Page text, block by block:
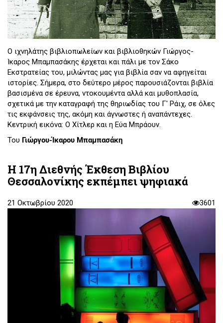
Ο ιχνηλάτης βιβλιοπωλείων και βιβλιοθηκών Γιώργος-
Ίκαρος Μπαμπασάκης έρχεται και πάλι με τον Σάκο
Εκστρατείας του, μιλώντας μας για βιβλία σαν να αφηγείται
ιστορίες. Σήμερα, στο δεύτερο μέρος παρουσιάζονται βιβλία
βασισμένα σε έρευνα, ντοκουμέντα αλλά και μυθοπλασία,
σχετικά με την καταγραφή της θηριωδίας του Γ' Ράιχ, σε όλες
τις εκφάνσεις της, ακόμη και άγνωστες ή αναπάντεχες.
Κεντρική εικόνα: Ο Χίτλερ και η Εύα Μπράουν.
Του Γιώργου-Ίκαρου Μπαμπασάκη
Η 17η Διεθνής Έκθεση Βιβλίου
Θεσσαλονίκης εκπέμπει ψηφιακά
21 Οκτωβρίου 2020 3601